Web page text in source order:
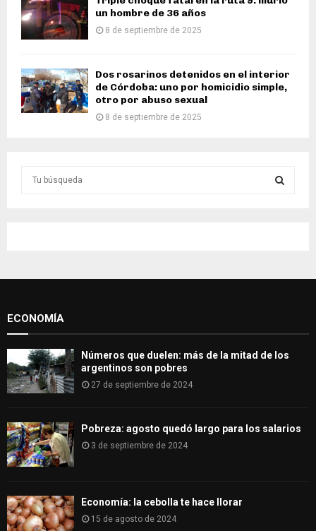
un hombre de 36 años
8 de septiembre de 2025
Dos rosarinos detenidos en el interior
de Córdoba: uno por homicidio simple,
otro por abuso sexual
8 de septiembre de 2025
o
H
ECONOMÍA
Números que duelen: más de la mitad de los
argentinos son pobres
27 de septiembre de 2024
Pobreza: agosto quedó largo para los salarios
3 de septiembre de 2024
Economía: la cebolla te hace llorar
15 de agosto de 2024